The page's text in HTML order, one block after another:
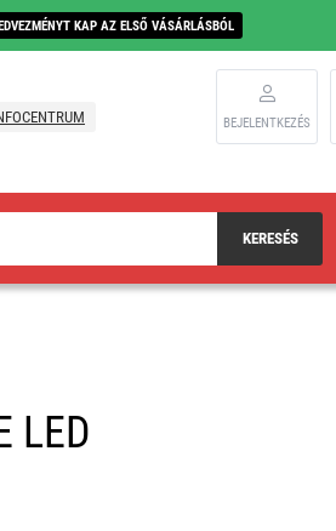
KAP AZ ELSŐ VÁSÁRLÁSBÓL
BEJELENTKEZÉS
KERESÉS
LED